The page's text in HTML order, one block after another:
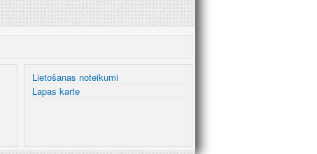
Lietošanas noteikumi
Lapas karte